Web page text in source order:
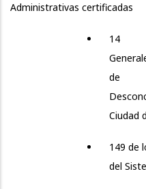
Administrativas certificadas
14
de
Ciudad
149 de
del